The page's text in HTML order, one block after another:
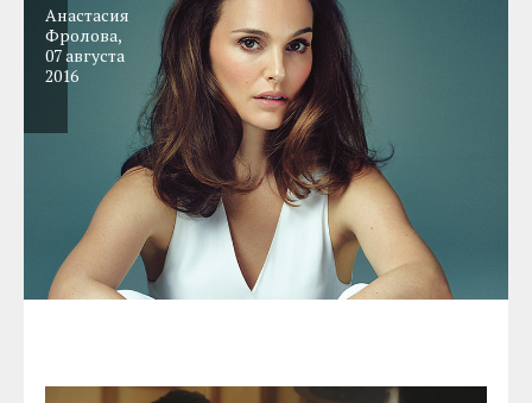
Анастасия
Фролова,
07 августа
2016